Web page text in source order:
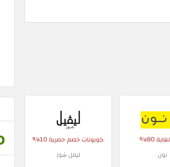
80%
نون
كوبونات خصم حصرية 10%
ليفل شوز